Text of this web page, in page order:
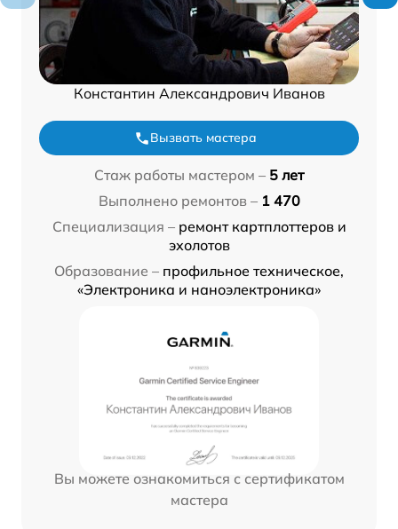
Константин Александрович Иванов
Вызвать мастера
Стаж работы мастером – 5 лет
Выполнено ремонтов – 1 470
Специализация – ремонт картплоттеров и
эхолотов
Образование – профильное техническое,
«Электроника и наноэлектроника»
Вы можете ознакомиться с сертификатом
мастера